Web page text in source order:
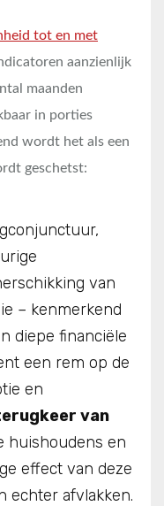
tot en met
aanzienlijk
maanden
in porties
wordt het als een
geschetst:
van
– kenmerkend
diepe financiële
een rem op de
en
van
huishoudens en
effect van deze
echter afvlakken.